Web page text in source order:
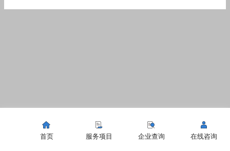
首页 服务项目 企业查询 在线咨询